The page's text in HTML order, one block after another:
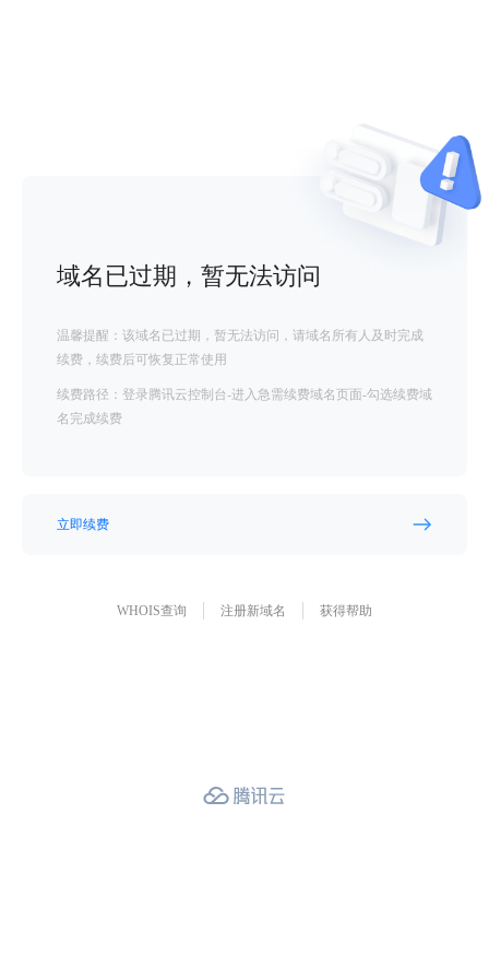
域名已过期，暂无法访问
温馨提醒：该域名已过期，暂无法访问，请域名所有人及时完成
续费，续费后可恢复正常使用
续费路径：登录腾讯云控制台-进入急需续费域名页面-勾选续费域
名完成续费
立即续费
WHOIS查询 注册新域名 获得帮助